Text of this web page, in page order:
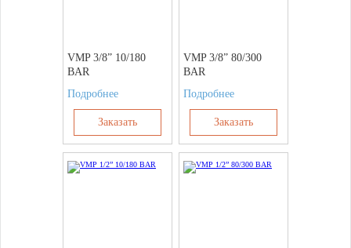
VMP 3/8” 10/180
BAR
Подробнее
Заказать
VMP 3/8” 80/300
BAR
Подробнее
Заказать